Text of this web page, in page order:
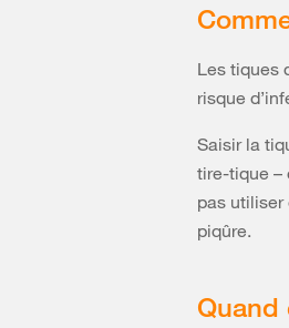
Les tiques
risque
Saisir la
tire-tique –
pas utiliser
piqûre.
Quand